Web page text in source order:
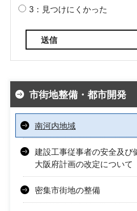
3：見つけにくかった
市街地整備・都市開発
南河内地域
建設工事従事者の安全及び
大阪府計画の改定について
密集市街地の整備